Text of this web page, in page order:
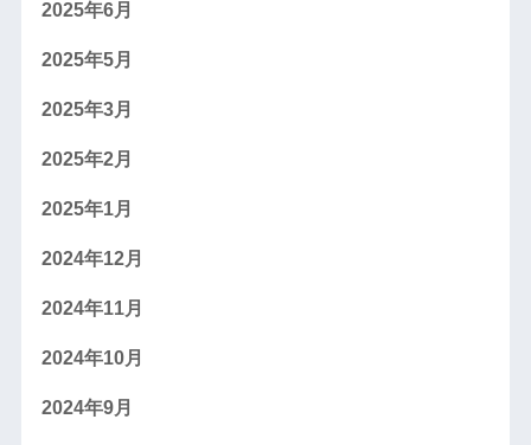
2025年6月
2025年5月
2025年3月
2025年2月
2025年1月
2024年12月
2024年11月
2024年10月
2024年9月